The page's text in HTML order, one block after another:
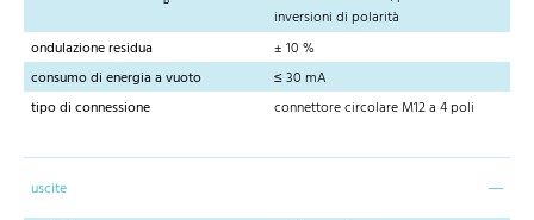
inversioni di polarità
ondulazione residua
± 10 %
consumo di energia a vuoto
≤ 30 mA
tipo di connessione
connettore circolare M12 a 4 poli
uscite